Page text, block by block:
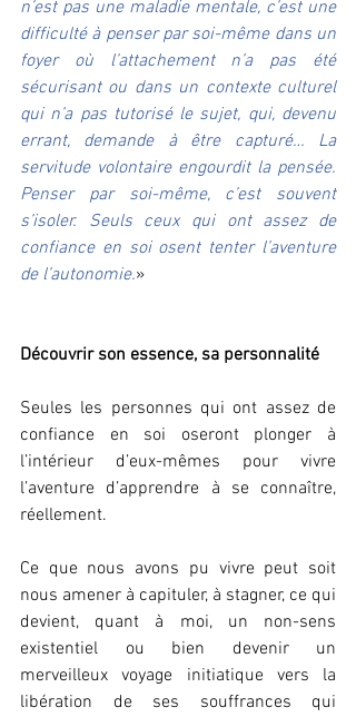
n’est pas une maladie mentale, c’est une
difficulté à penser par soi-même dans un
foyer où l’attachement n’a pas été
sécurisant ou dans un contexte culturel
qui n’a pas tutorisé le sujet, qui, devenu
errant, demande à être capturé… La
servitude volontaire engourdit la pensée.
Penser par soi-même, c’est souvent
s’isoler. Seuls ceux qui ont assez de
confiance en soi osent tenter l’aventure
de l’autonomie.»
Découvrir son essence, sa personnalité
Seules les personnes qui ont assez de
confiance en soi oseront plonger à
l’intérieur d’eux-mêmes pour vivre
l’aventure d’apprendre à se connaître,
réellement.
Ce que nous avons pu vivre peut soit
nous amener à capituler, à stagner, ce qui
devient, quant à moi, un non-sens
existentiel ou bien devenir un
merveilleux voyage initiatique vers la
libération de ses souffrances qui